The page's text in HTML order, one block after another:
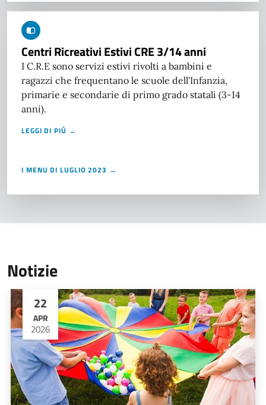
Centri Ricreativi Estivi CRE 3/14 anni
I C.R.E sono servizi estivi rivolti a bambini e
ragazzi che frequentano le scuole dell'Infanzia,
primarie e secondarie di primo grado statali (3-14
anni).
LEGGI DI PIÙ →
I MENU DI LUGLIO 2023 →
Notizie
22
APR
2026